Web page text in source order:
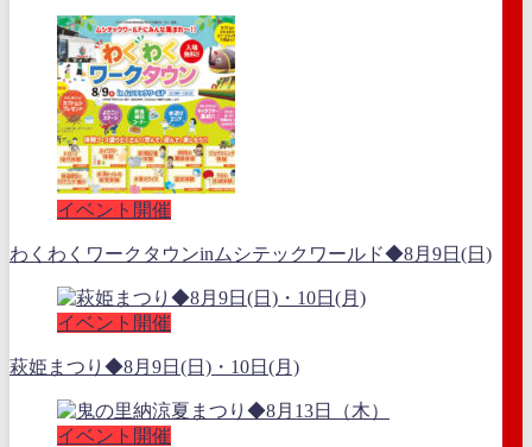
イベント開催
わくわくワークタウンinムシテックワールド◆8月9日(日)
イベント開催
萩姫まつり◆8月9日(日)・10日(月)
イベント開催